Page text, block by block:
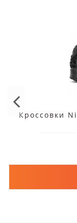
Кроссовки